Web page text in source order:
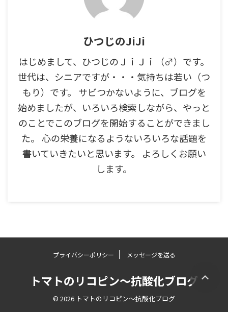
ひつじのJiJi
はじめまして、ひつじのＪｉＪｉ（♂）です。
世代は、シニアですが・・・気持ちは若い（つ
もり）です。 サビつかないように、ブログを
始めましたが、いろいろ検索しながら、やっと
のことでこのブログを開始することができまし
た。 心の栄養になるようないろいろな話題を
書いていきたいと思います。 よろしくお願い
します。
プライバシーポリシー メッセージを送る
トマトのリコピン～抗酸化ブログ
© 2026 トマトのリコピン～抗酸化ブログ